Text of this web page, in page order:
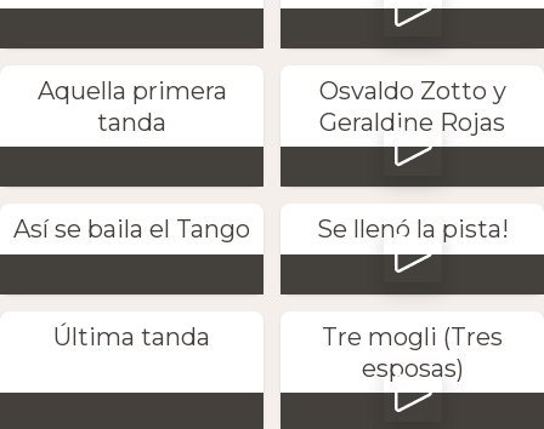
Aquella primera
tanda
Osvaldo Zotto y
Geraldine Rojas
Así se baila el Tango Se llenó la pista!
Última tanda
Tre mogli (Tres
esposas)